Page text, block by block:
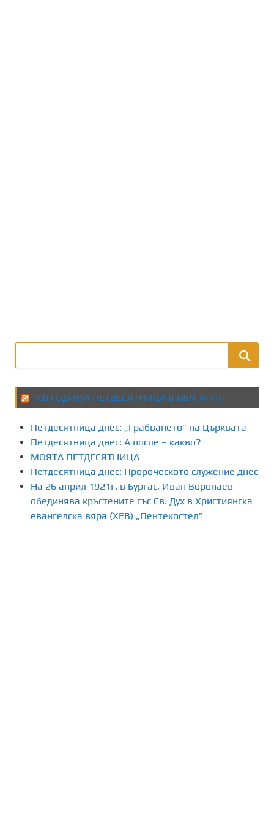
100 ГОДИНИ ПЕТДЕСЯТНИЦА В БЪЛГАРИЯ
Петдесятница днес: „Грабването” на Църквата
Петдесятница днес: А после – какво?
МОЯТА ПЕТДЕСЯТНИЦА
Петдесятница днес: Пророческото служение днес
На 26 април 1921г. в Бургас, Иван Воронаев
обединява кръстените със Св. Дух в Християнска
евангелска вяра (ХЕВ) „Пентекостел”